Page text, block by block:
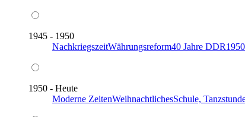
1945 - 1950
NachkriegszeitWährungsreform40 Jahre DDR
1950 - Heute
Moderne ZeitenWeihnachtlichesSchule,